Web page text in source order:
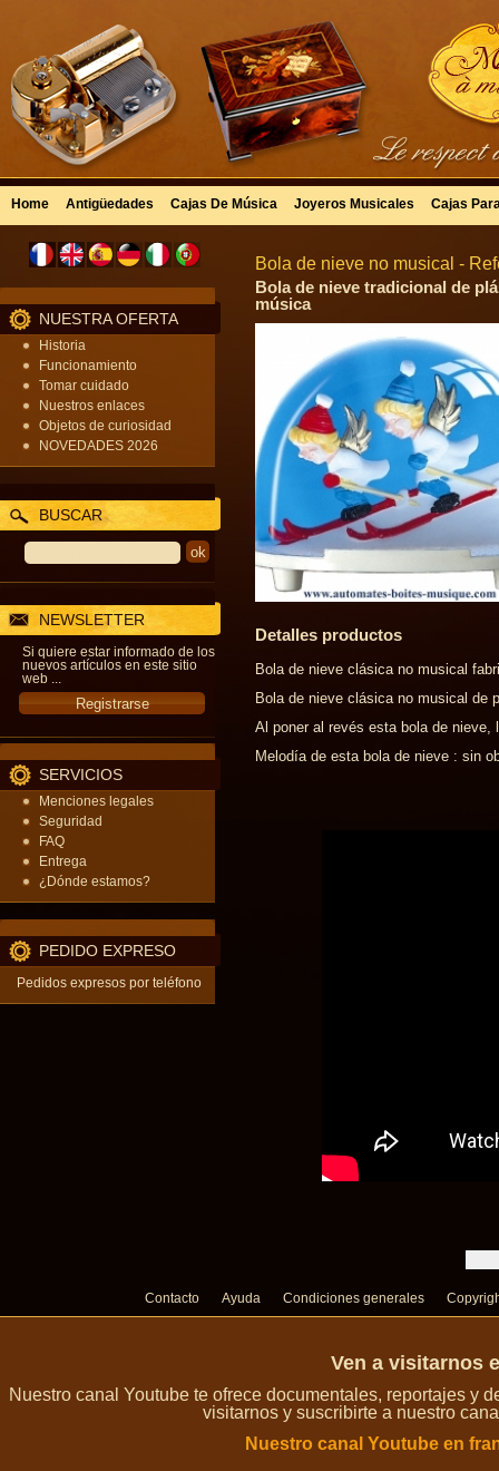
Home Antigüedades Cajas De Música Joyeros Musicales Cajas
NUESTRA OFERTA
Historia
Funcionamiento
Tomar cuidado
Nuestros enlaces
Objetos de curiosidad
NOVEDADES 2026
BUSCAR
NEWSLETTER
Si quiere estar informado de los
nuevos artículos en este sitio
web ...
SERVICIOS
Menciones legales
Seguridad
FAQ
Entrega
¿Dónde estamos?
PEDIDO EXPRESO
Pedidos expresos por teléfono
Bola de nieve no musical -
Bola de nieve tradicional de
música
Detalles productos
Bola de nieve clásica no musical
Bola de nieve clásica no musical de
Al poner al revés esta bola de nieve,
Melodía de esta bola de nieve : sin
Contacto Ayuda Condiciones generales
Ven a visitarnos
Nuestro canal Youtube te ofrece documentales, reportajes y
visitarnos y suscribirte a nuestro
Nuestro canal Youtube en